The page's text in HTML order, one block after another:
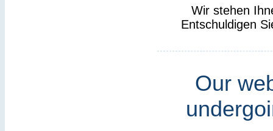
Wir stehen
Entschuldigen
Our